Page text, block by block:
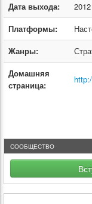
Дата выхода:
Платформы:
Жанры:
Домашняя
страница:
СООБЩЕСТВО